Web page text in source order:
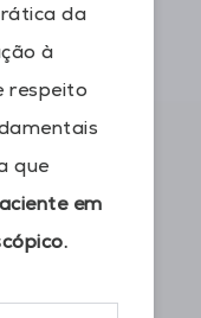
da
à
respeito
que
em